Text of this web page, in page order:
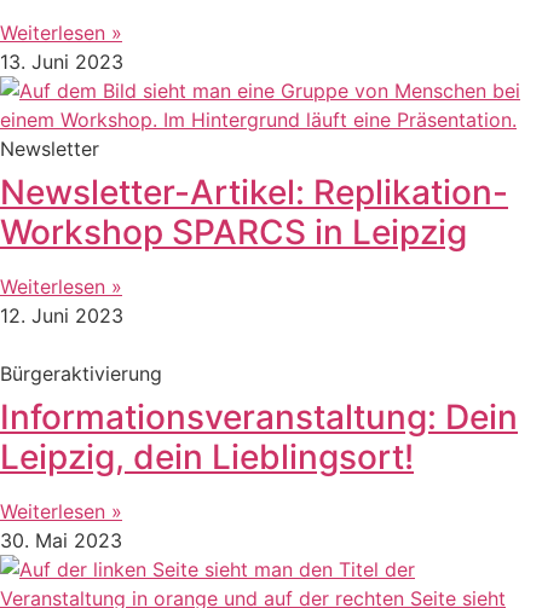
Weiterlesen »
13. Juni 2023
Newsletter
Newsletter-Artikel: Replikation-
Workshop SPARCS in Leipzig
Weiterlesen »
12. Juni 2023
Bürgeraktivierung
Informationsveranstaltung: Dein
Leipzig, dein Lieblingsort!
Weiterlesen »
30. Mai 2023